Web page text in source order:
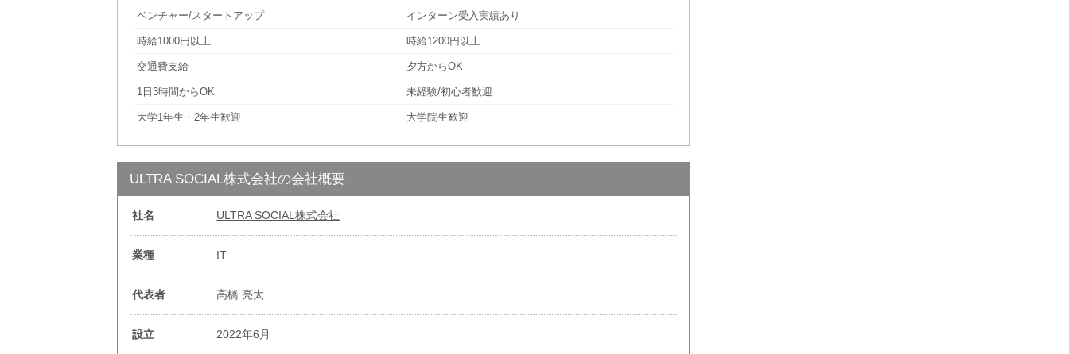
ベンチャー/スタートアップ インターン受入実績あり
時給1000円以上 時給1200円以上
交通費支給 夕方からOK
1日3時間からOK 未経験/初心者歓迎
大学1年生・2年生歓迎 大学院生歓迎
ULTRA SOCIAL株式会社の会社概要
社名 ULTRA SOCIAL株式会社
業種 IT
代表者 高橋 亮太
設立 2022年6月